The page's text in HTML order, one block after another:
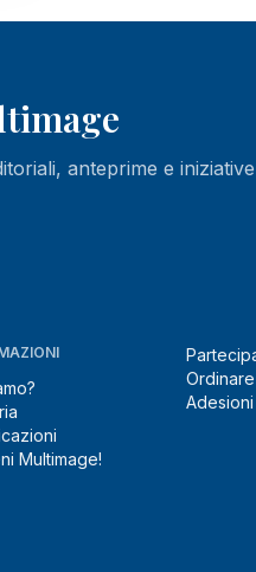
anteprime e
Multimage!
Ordinare
Adesioni